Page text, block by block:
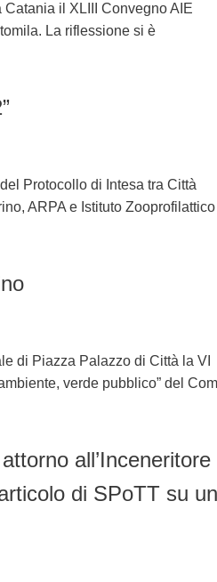
il XLIII Convegno AIE
La riflessione si è
Protocollo di Intesa tra Città
ARPA e Istituto Zooprofilattico
di Piazza Palazzo di Città la VI
verde pubblico” del
all’Inceneritore
di SPoTT su